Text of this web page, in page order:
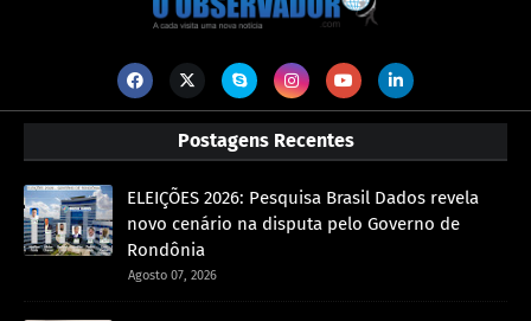
Postagens Recentes
ELEIÇÕES 2026: Pesquisa Brasil Dados revela
novo cenário na disputa pelo Governo de
Rondônia
Agosto 07, 2026